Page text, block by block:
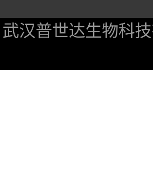
武汉普世达生物科